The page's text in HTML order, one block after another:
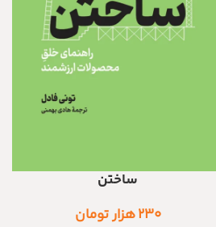
افزودن به سبد خریدساختن
۲۳۰هزار تومان